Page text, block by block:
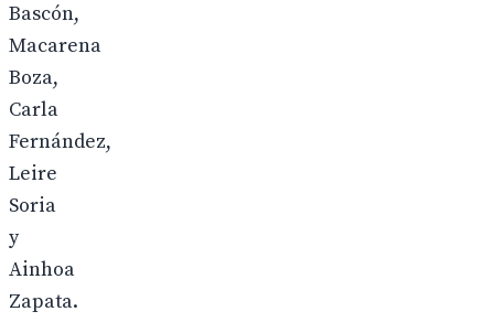
Bascón,
Macarena
Boza,
Carla
Fernández,
Leire
Soria
y
Ainhoa
Zapata.